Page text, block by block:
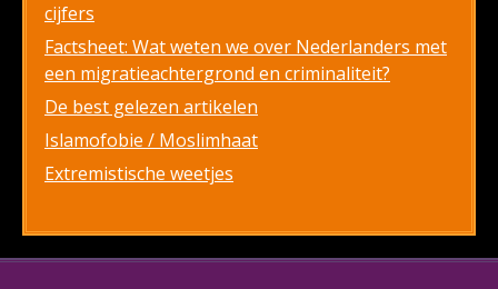
cijfers
Factsheet: Wat weten we over Nederlanders met
een migratieachtergrond en criminaliteit?
De best gelezen artikelen
Islamofobie / Moslimhaat
Extremistische weetjes